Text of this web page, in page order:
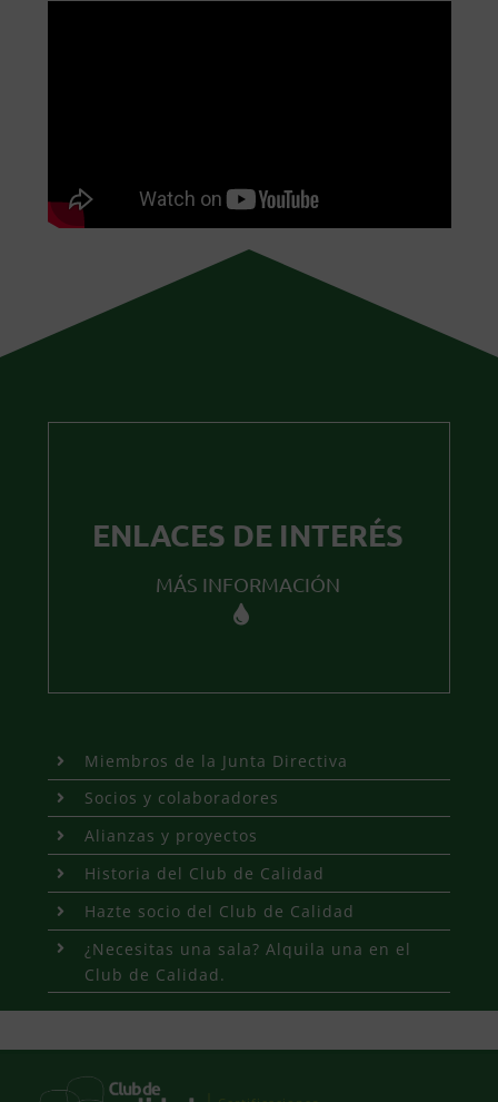
ENLACES DE INTERÉS
MÁS INFORMACIÓN
Miembros de la Junta Directiva
Socios y colaboradores
Alianzas y proyectos
Historia del Club de Calidad
Hazte socio del Club de Calidad
¿Necesitas una sala? Alquila una en el
Club de Calidad.